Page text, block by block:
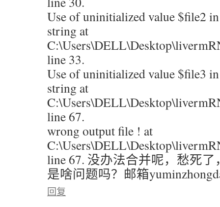
Use of uninitialized value $file2
string at
line 33.
Use of uninitialized value $file3
string at
line 67.
wrong output file ! at
line 67. 没办法合并呢，愁死
是啥问题吗？邮箱
回复